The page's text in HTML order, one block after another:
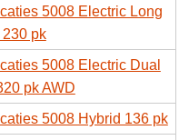
5008 Electric Long
230 pk
5008 Electric Dual
pk AWD
5008 Hybrid 136 pk